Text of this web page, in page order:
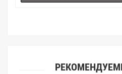
(ателье), то данная услуга